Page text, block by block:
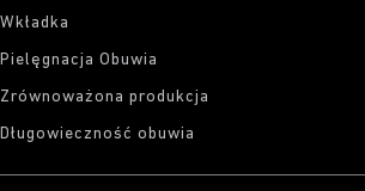
Wkładka
Pielęgnacja Obuwia
Zrównoważona produkcja
Długowieczność obuwia